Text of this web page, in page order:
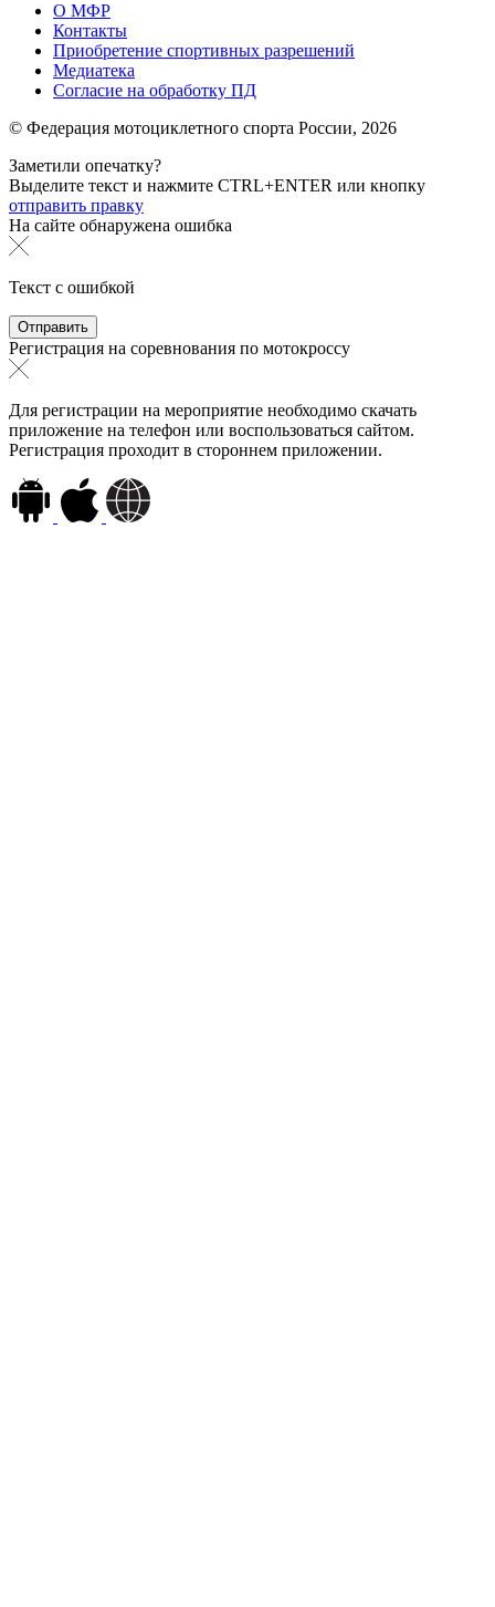
О МФР
Контакты
Приобретение спортивных разрешений
Медиатека
Согласие на обработку ПД
© Федерация мотоциклетного спорта России, 2026
Заметили опечатку?
Выделите текст и нажмите CTRL+ENTER или кнопку
отправить правку
На сайте обнаружена ошибка
Текст с ошибкой
Регистрация на соревнования по мотокроссу
Для регистрации на мероприятие необходимо скачать
приложение на телефон или воспользоваться сайтом.
Регистрация проходит в стороннем приложении.